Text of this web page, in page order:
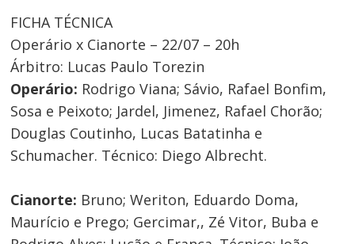
FICHA TÉCNICA
Operário x Cianorte – 22/07 – 20h
Árbitro: Lucas Paulo Torezin
Operário: Rodrigo Viana; Sávio, Rafael Bonfim,
Sosa e Peixoto; Jardel, Jimenez, Rafael Chorão;
Douglas Coutinho, Lucas Batatinha e
Schumacher. Técnico: Diego Albrecht.
Cianorte: Bruno; Weriton, Eduardo Doma,
Maurício e Prego; Gercimar,, Zé Vitor, Buba e